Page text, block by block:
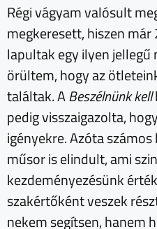
Régi vágyam valósult
megkeresett, hiszen
lapultak egy ilyen
örültem, hogy az
találtak. ABeszélnünk kell
pedig visszaigazolta,
igényekre. Azóta
műsor is elindult, ami
kezdeményezésünk
szakértőként veszek
nekem segítsen, hanem